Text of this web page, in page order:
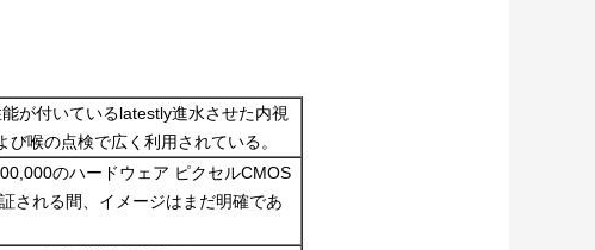
が付いているlatestly進水させた内視
喉の点検で広く利用されている。
のハードウェア ピクセルCMOS
される間、イメージはまだ明確であ